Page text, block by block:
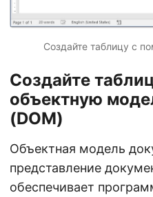
Создайте таблицу с
Создайте
объектную
(DOM)
Объектная модель
представление
обеспечивает